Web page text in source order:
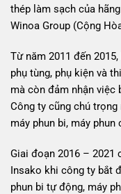
thép làm sạch của
Winoa Group (Cộng
Từ năm 2011 đến
phụ tùng, phụ kiện và
mà còn đảm nhận việc
Công ty cũng chú
máy phun bi, máy
Giai đoạn 2016 – 2021
Insako khi công ty bắt
phun bi tự động, máy